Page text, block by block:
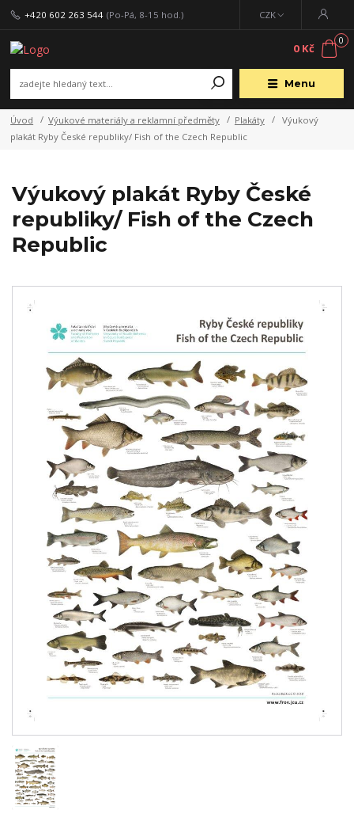
Menu
CZK
+420 602 263 544 (Po-Pá, 8-15 hod.)
0
0 Kč
Úvod Výukové materiály a reklamní předměty Plakáty
Výukový
plakát Ryby České republiky/ Fish of the Czech Republic
Výukový plakát Ryby České
republiky/ Fish of the Czech
Republic